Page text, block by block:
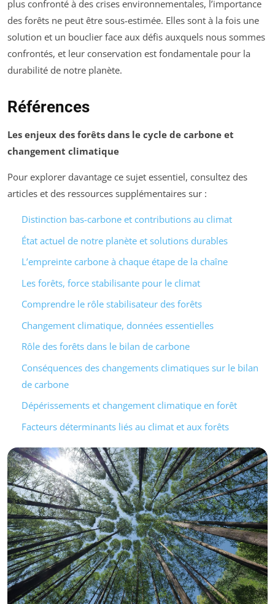
plus confronté à des crises environnementales, l’importance
des forêts ne peut être sous-estimée. Elles sont à la fois une
solution et un bouclier face aux défis auxquels nous sommes
confrontés, et leur conservation est fondamentale pour la
durabilité de notre planète.
Références
Les enjeux des forêts dans le cycle de carbone et
changement climatique
Pour explorer davantage ce sujet essentiel, consultez des
articles et des ressources supplémentaires sur :
Distinction bas-carbone et contributions au climat
État actuel de notre planète et solutions durables
L’empreinte carbone à chaque étape de la chaîne
Les forêts, force stabilisante pour le climat
Comprendre le rôle stabilisateur des forêts
Changement climatique, données essentielles
Rôle des forêts dans le bilan de carbone
Conséquences des changements climatiques sur le bilan
de carbone
Dépérissements et changement climatique en forêt
Facteurs déterminants liés au climat et aux forêts